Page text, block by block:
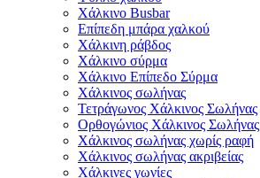
Χάλκινο Busbar
Επίπεδη μπάρα χαλκού
Χάλκινη ράβδος
Χάλκινο σύρμα
Χάλκινο Επίπεδο Σύρμα
Χάλκινος σωλήνας
Τετράγωνος Χάλκινος Σωλήνας
Ορθογώνιος Χάλκινος Σωλήνας
Χάλκινος σωλήνας χωρίς ραφή
Χάλκινος σωλήνας ακριβείας
Χάλκινες γωνίες